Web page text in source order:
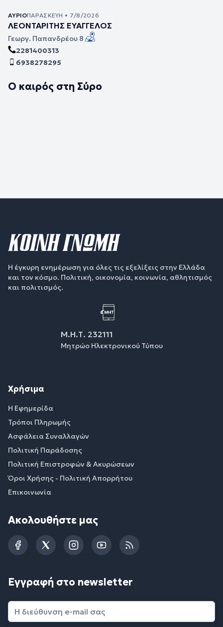
ΑΎΡΙΟΠΑΡΑΣΚΕΥΉ • 7/8/2026
ΛΕΟΝΤΑΡΙΤΗΣ ΕΥΑΓΓΕΛΟΣ
Γεωργ. Παπανδρέου 8
2281400313
6938278295
Ο καιρός στη Σύρο
Η έγκυρη ενημέρωση για όλες τις εξελίξεις στην Ελλάδα
και τον κόσμο. Πολιτική, οικονομία, κοινωνία, αθλητισμός
και πολιτισμός.
Μ.Η.Τ. 232111
Μητρώο Ηλεκτρονικού Τύπου
Χρήσιμα
Η Εφημερίδα
Τρόποι Πληρωμής
Ασφάλεια Συναλλαγών
Πολιτική Παράδοσης
Πολιτική Επιστροφών & Ακυρώσεων
Όροι Χρήσης - Πολιτική Απορρήτου
Επικοινωνία
Ακολουθήστε μας
FacebookTwitterInstagramYouTubeRSS
Εγγραφή στο newsletter